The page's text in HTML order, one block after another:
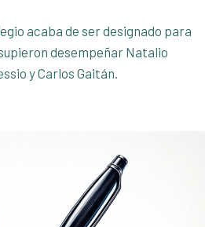
acaba de ser designado para
desempeñar Natalio
y Carlos Gaitán.